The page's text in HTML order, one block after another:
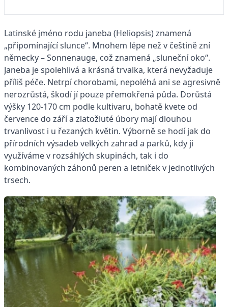
Latinské jméno rodu janeba (Heliopsis) znamená
„připomínající slunce“. Mnohem lépe než v češtině zní
německy – Sonnenauge, což znamená „sluneční oko“.
Janeba je spolehlivá a krásná trvalka, která nevyžaduje
příliš péče. Netrpí chorobami, nepoléhá ani se agresivně
nerozrůstá, škodí jí pouze přemokřená půda. Dorůstá
výšky 120-170 cm podle kultivaru, bohatě kvete od
července do září a zlatožluté úbory mají dlouhou
trvanlivost i u řezaných květin. Výborně se hodí jak do
přírodních výsadeb velkých zahrad a parků, kdy ji
využíváme v rozsáhlých skupinách, tak i do
kombinovaných záhonů peren a letniček v jednotlivých
trsech.